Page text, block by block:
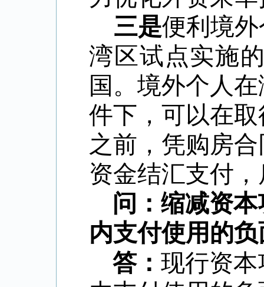
三是便利境
湾区试点实施
国。境外个人
件下，可以在
之前，凭购房
资金结汇支付
问：缩减资
内支付使用的
答：现行资